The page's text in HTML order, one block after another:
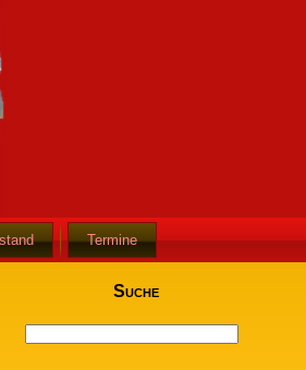
Termine
Suche